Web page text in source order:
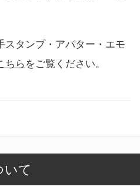
スタンプ・アバター・エモ
ちら をご覧ください。
いて